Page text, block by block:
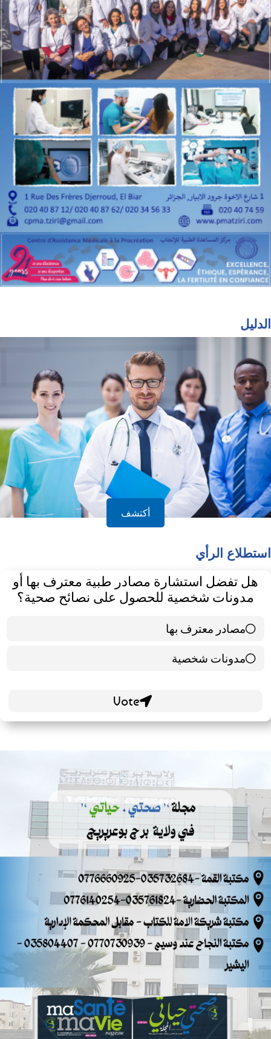
الدليل
أكتشف
استطلاع الرأي
هل تفضل استشارة مصادر طبية معترف بها أو
مدونات شخصية للحصول على نصائح صحية؟
مصادر معترف بها
39 ( 65 % )
مدونات شخصية
21 ( 35 % )